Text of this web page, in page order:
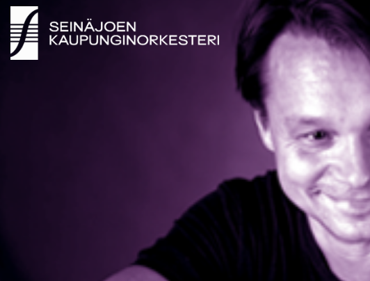
SEINÄJOEN KAUPUNGINORKESTERI 2026 © FACEBOOK
SEINÄJOEN KAUPUNGINORKESTERI 2026 © FACEBOOK